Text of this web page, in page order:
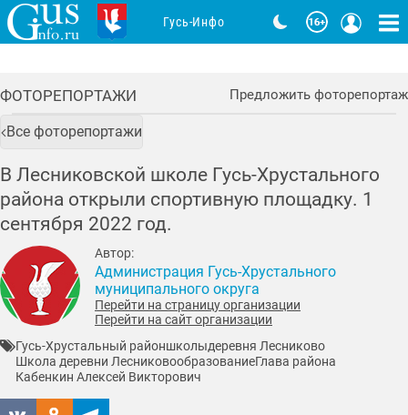
ФОТОРЕПОРТАЖИ Предложить фоторепортаж
Все фоторепортажи
В Лесниковской школе Гусь-Хрустального
района открыли спортивную площадку. 1
сентября 2022 год.
Автор:
Администрация Гусь-Хрустального
муниципального округа
Перейти на страницу организации
Перейти на сайт организации
Гусь-Хрустальный районшколыдеревня Лесниково
Школа деревни ЛесниковообразованиеГлава района
Кабенкин Алексей Викторович
Гусь-Инфо